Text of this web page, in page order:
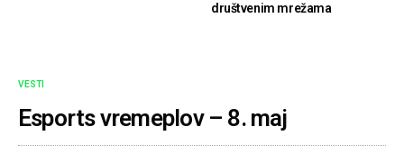
društvenim mrežama
VESTI
Esports vremeplov – 8. maj